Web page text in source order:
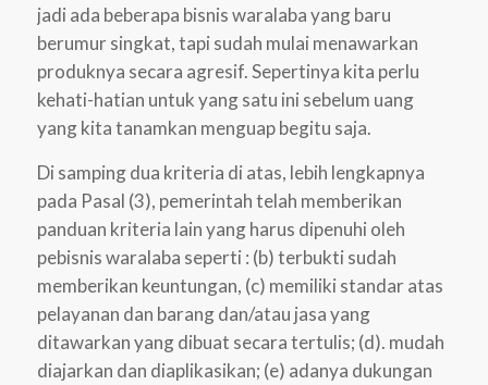
jadi ada beberapa bisnis waralaba yang baru
berumur singkat, tapi sudah mulai menawarkan
produknya secara agresif. Sepertinya kita perlu
kehati-hatian untuk yang satu ini sebelum uang
yang kita tanamkan menguap begitu saja.
Di samping dua kriteria di atas, lebih lengkapnya
pada Pasal (3), pemerintah telah memberikan
panduan kriteria lain yang harus dipenuhi oleh
pebisnis waralaba seperti : (b) terbukti sudah
memberikan keuntungan, (c) memiliki standar atas
pelayanan dan barang dan/atau jasa yang
ditawarkan yang dibuat secara tertulis; (d). mudah
diajarkan dan diaplikasikan; (e) adanya dukungan